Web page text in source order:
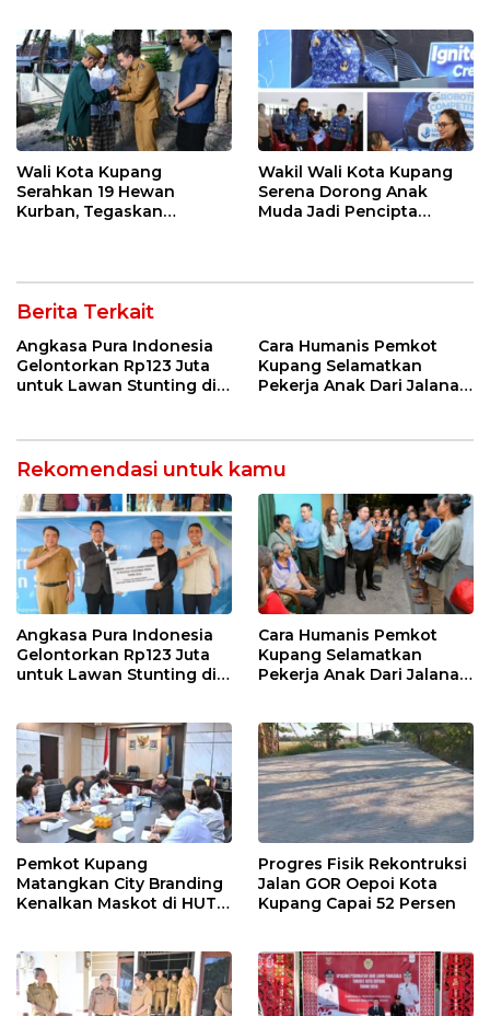
Wali Kota Kupang
Serahkan 19 Hewan
Kurban, Tegaskan
Wakil Wali Kota Kupang
Serena Dorong Anak
Muda Jadi Pencipta
Berita Terkait
Angkasa Pura Indonesia
Gelontorkan Rp123 Juta
untuk Lawan Stunting di
Cara Humanis Pemkot
Kupang Selamatkan
Pekerja Anak Dari Jalanan
Rekomendasi untuk kamu
Angkasa Pura Indonesia
Gelontorkan Rp123 Juta
untuk Lawan Stunting di
Cara Humanis Pemkot
Kupang Selamatkan
Pekerja Anak Dari Jalanan
Pemkot Kupang
Matangkan City Branding
Kenalkan Maskot di HUT
Progres Fisik Rekontruksi
Jalan GOR Oepoi Kota
Kupang Capai 52 Persen